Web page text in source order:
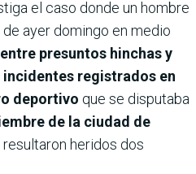
el caso donde un hombre
ayer domingo en medio
presuntos hinchas y
registrados en
deportivo que se disputaba
de la ciudad de
resultaron heridos dos